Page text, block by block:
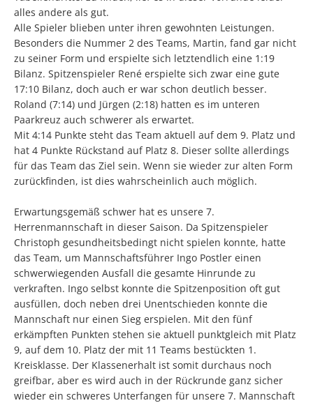
alles andere als gut.
Alle Spieler blieben unter ihren gewohnten Leistungen.
Besonders die Nummer 2 des Teams, Martin, fand gar nicht
zu seiner Form und erspielte sich letztendlich eine 1:19
Bilanz. Spitzenspieler René erspielte sich zwar eine gute
17:10 Bilanz, doch auch er war schon deutlich besser.
Roland (7:14) und Jürgen (2:18) hatten es im unteren
Paarkreuz auch schwerer als erwartet.
Mit 4:14 Punkte steht das Team aktuell auf dem 9. Platz und
hat 4 Punkte Rückstand auf Platz 8. Dieser sollte allerdings
für das Team das Ziel sein. Wenn sie wieder zur alten Form
zurückfinden, ist dies wahrscheinlich auch möglich.
Erwartungsgemäß schwer hat es unsere 7.
Herrenmannschaft in dieser Saison. Da Spitzenspieler
Christoph gesundheitsbedingt nicht spielen konnte, hatte
das Team, um Mannschaftsführer Ingo Postler einen
schwerwiegenden Ausfall die gesamte Hinrunde zu
verkraften. Ingo selbst konnte die Spitzenposition oft gut
ausfüllen, doch neben drei Unentschieden konnte die
Mannschaft nur einen Sieg erspielen. Mit den fünf
erkämpften Punkten stehen sie aktuell punktgleich mit Platz
9, auf dem 10. Platz der mit 11 Teams bestückten 1.
Kreisklasse. Der Klassenerhalt ist somit durchaus noch
greifbar, aber es wird auch in der Rückrunde ganz sicher
wieder ein schweres Unterfangen für unsere 7. Mannschaft